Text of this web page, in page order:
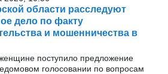
области расследуют
дело по факту
и мошенничества в
поступило предложение
голосовании по вопросам